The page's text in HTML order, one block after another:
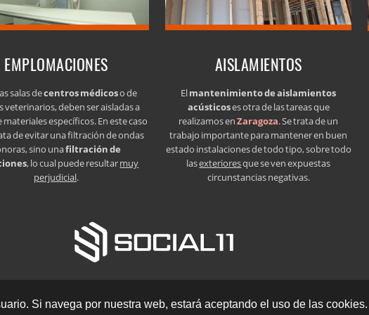
Si navega por nuestra web, estará aceptando el uso de las cookies.
EMPLOMACIONES
salas decentros médicoso de
veterinarios, deben ser aisladas a
materiales específicos. En este caso
de evitar una filtración de ondas
sino unafiltración de
, lo cual puede resultarmuy
perjudicial.
AISLAMIENTOS
Elmantenimiento de aislamientos
acústicoses otra de las tareas que
realizamos enZaragoza. Se trata de un
trabajo importante para mantener en buen
estado instalaciones de todo tipo, sobre todo
lasexterioresque se ven expuestas
circunstancias negativas.